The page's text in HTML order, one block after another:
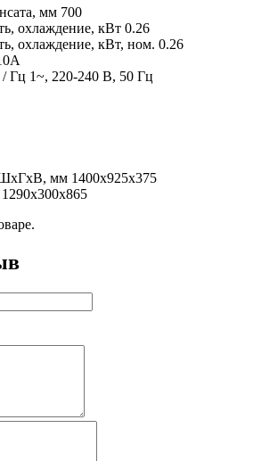
мм 700
охлаждение, кВт 0.26
охлаждение, кВт, ном. 0.26
Гц 1~, 220-240 В, 50 Гц
ШхГхВ, мм 1400x925x375
1290x300x865